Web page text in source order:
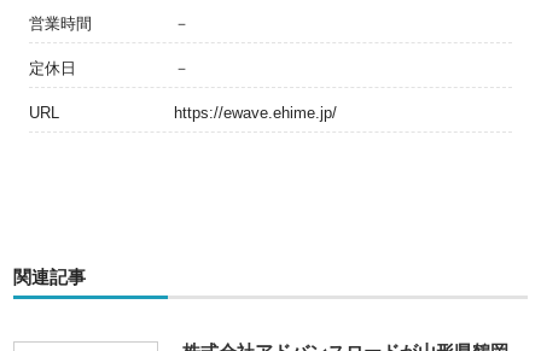
営業時間 －
定休日 －
URL https://ewave.ehime.jp/
関連記事